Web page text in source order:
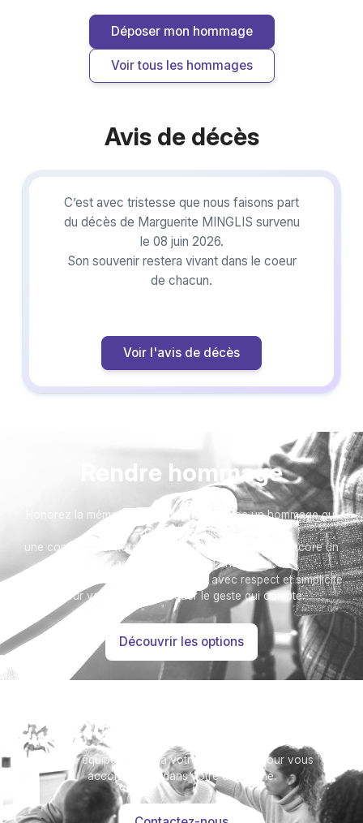
Déposer mon hommage
Voir tous les hommages
Avis de décès
C’est avec tristesse que nous faisons part
du décès de Marguerite MINGLIS survenu
le 08 juin 2026.
Son souvenir restera vivant dans le coeur
de chacun.
Voir l'avis de décès
Rendre hommage
Honorez la mémoire de votre proche avec un hommage qui
vous ressemble :
une composition florale, une plaque, un arbre, ou encore un
message accompagné d'une photo.
Toutes nos options sont présentées avec respect et simplicité
pour vous aider à marquer le geste qui compte.
Découvrir les options
Notre équipe se tient à votre disposition pour vous
accompagner dans votre démarche.